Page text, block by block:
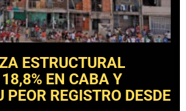
ESTRUCTURAL
EN CABA Y
PEOR REGISTRO DESDE